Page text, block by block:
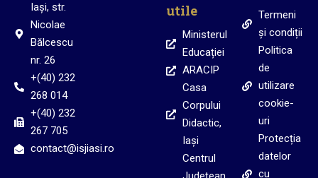
Iași, str.
Nicolae
Bălcescu
nr. 26
+(40) 232
268 014
+(40) 232
267 705
contact@isjiasi.ro
utile
Ministerul
Educației
ARACIP
Casa
Corpului
Didactic,
Iași
Centrul
Termeni
și condiții
Politica
de
utilizare
cookie-
uri
Protecția
datelor
cu